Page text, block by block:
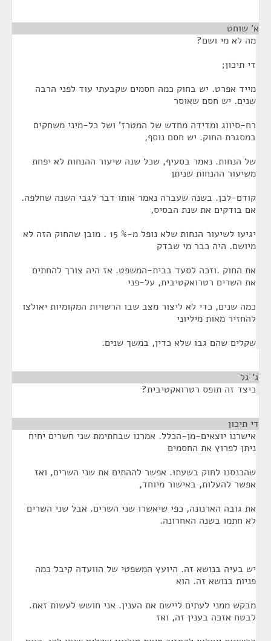
א' שוחט
מה לא מי ושם?
די תיכון;
מייד אפרט. יש בחוק כמה חסמים שקבעתי עוד לפני הרבה
שנים. יש חסם שאוסר
רח-סיווג ומדידה מחדש של המטרז' ושל כל-מיני משחקים
במסגרת החוק. יש חסם נוסף,
של הנחות. נאמר בסעיף, שכל שנה שיעור ההנחות לא יפחת
משיעור ההנחות שניתן
קודם-לכן. בשנה שעברה נאמר אותו דבר לגבי השנה שחלפה.
אם בודקים את שנת הבסיס,
יגיעו לשיעור הנחות שלא נופל מ-% 15 . מובן שהחוק הזה לא
מיושם. היה כבר מי שבדק
את החוק .וזכה לסעד בבית-המשפט. אז היה צורך להחתים
את השרים רטרואקטיבית, על-פני
כמה שנים, כדי לא ליצור מצב שבו הרשויות המקומיות יאולצו
להחזיר מאות מיליוני
שקלים שהם גבו שלא כדין, במשך שנים.
ג' גל
כיצד זה תופס רטרואקטיבית?
די תיכון
אישרנו יוצאים-מן-הכלל. אמרנו שבחתימת שני חשרים יחיח
ניתן לפרוץ את החסמים
שהכנסנו לחוק בשעתו. אפשר לההתים את שני השרים, ואז
אפשר להעלות, באישור מיוחד,
את גובה הארנונה, כפי שיאשרו שני השרים. אבל שני השרים
לא חתמו בשנה האחרונה.
יש בעיה בנושא זה. היועץ המשפטי של הוועדה קיבל כמה
פניות בנושא זה. הוא
מבקש ממני לעתים ליישם את הענין. אני חושש לעשות זאת.
לבטח אזכה בענין זה, ואז